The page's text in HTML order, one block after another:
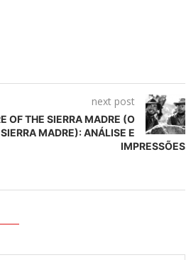
next post
OF THE SIERRA MADRE (O
MADRE): ANÁLISE E
IMPRESSÕES